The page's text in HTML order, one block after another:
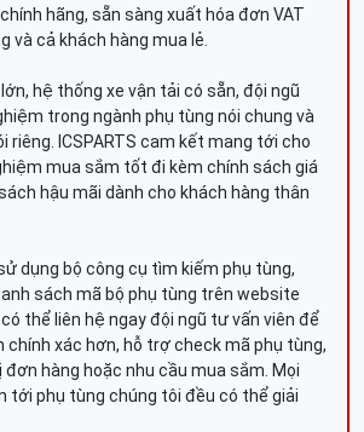
hãng, sẵn sàng xuất hóa đơn VAT
và cả khách hàng mua lẻ.
hệ thống xe vận tải có sẵn, đội ngũ
trong ngành phụ tùng nói chung và
riêng. ICSPARTS cam kết mang tới cho
mua sắm tốt đi kèm chính sách giá
hậu mãi dành cho khách hàng thân
dụng bộ công cụ tìm kiếm phụ tùng,
sách mã bộ phụ tùng trên website
thể liên hệ ngay đội ngũ tư vấn viên để
chính xác hơn, hỗ trợ check mã phụ tùng,
đơn hàng hoặc nhu cầu mua sắm. Mọi
tới phụ tùng chúng tôi đều có thể giải